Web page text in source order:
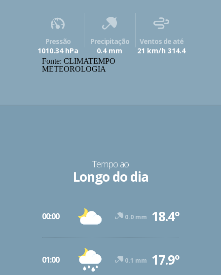
Pressão
1010.34 hPa
Precipitação
0.4 mm
Ventos de até
21 km/h 314.4
Fonte: CLIMATEMPO
METEOROLOGIA
Tempo ao
Longo do dia
00:00 0.0 mm 18.4º
01:00 0.1 mm 17.9º